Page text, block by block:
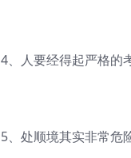
4、人要经得起严格的
5、处顺境其实非常危